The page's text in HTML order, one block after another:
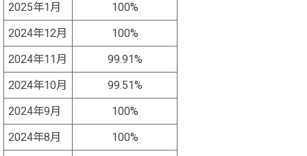
2025年1月
100%
2024年12月
100%
2024年11月
99.91%
2024年10月
99.51%
2024年9月
100%
2024年8月
100%